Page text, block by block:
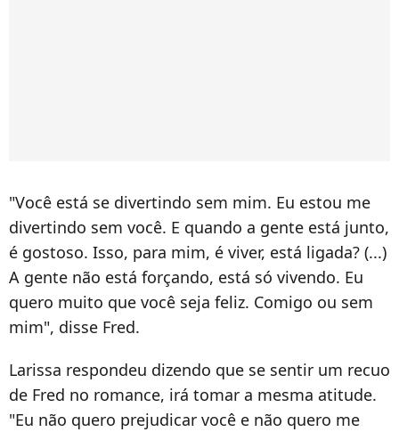
"Você está se divertindo sem mim. Eu estou me
divertindo sem você. E quando a gente está junto,
é gostoso. Isso, para mim, é viver, está ligada? (...)
A gente não está forçando, está só vivendo. Eu
quero muito que você seja feliz. Comigo ou sem
mim", disse Fred.
Larissa respondeu dizendo que se sentir um recuo
de Fred no romance, irá tomar a mesma atitude.
"Eu não quero prejudicar você e não quero me